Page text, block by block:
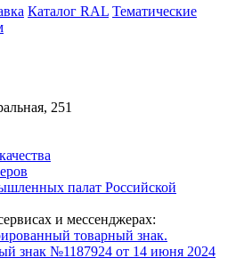
Каталог RAL Тематические
251
и мессенджерах:
товарный знак.
знак №1187924 от 14 июня 2024